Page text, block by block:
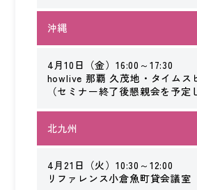
東京オフィス
RECRUIT
採用情報
各種お問い合わ
沖縄
4月10日（金）16:00～17:30
howlive 那覇 久茂地・タイムス
（セミナー終了後懇親会を予定
北九州
4月21日（火）10:30～12:00
リファレンス小倉魚町貸会議室